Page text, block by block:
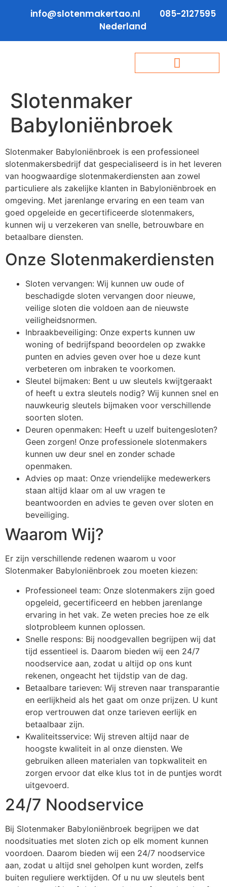
info@slotenmakertao.nl
085-2127595
Nederland
Slotenmaker
Babyloniënbroek
Slotenmaker Babyloniënbroek is een professioneel
slotenmakersbedrijf dat gespecialiseerd is in het leveren
van hoogwaardige slotenmakerdiensten aan zowel
particuliere als zakelijke klanten in Babyloniënbroek en
omgeving. Met jarenlange ervaring en een team van
goed opgeleide en gecertificeerde slotenmakers,
kunnen wij u verzekeren van snelle, betrouwbare en
betaalbare diensten.
Onze Slotenmakerdiensten
Sloten vervangen: Wij kunnen uw oude of
beschadigde sloten vervangen door nieuwe,
veilige sloten die voldoen aan de nieuwste
veiligheidsnormen.
Inbraakbeveiliging: Onze experts kunnen uw
woning of bedrijfspand beoordelen op zwakke
punten en advies geven over hoe u deze kunt
verbeteren om inbraken te voorkomen.
Sleutel bijmaken: Bent u uw sleutels kwijtgeraakt
of heeft u extra sleutels nodig? Wij kunnen snel en
nauwkeurig sleutels bijmaken voor verschillende
soorten sloten.
Deuren openmaken: Heeft u uzelf buitengesloten?
Geen zorgen! Onze professionele slotenmakers
kunnen uw deur snel en zonder schade
openmaken.
Advies op maat: Onze vriendelijke medewerkers
staan altijd klaar om al uw vragen te
beantwoorden en advies te geven over sloten en
beveiliging.
Waarom Wij?
Er zijn verschillende redenen waarom u voor
Slotenmaker Babyloniënbroek zou moeten kiezen:
Professioneel team: Onze slotenmakers zijn goed
opgeleid, gecertificeerd en hebben jarenlange
ervaring in het vak. Ze weten precies hoe ze elk
slotprobleem kunnen oplossen.
Snelle respons: Bij noodgevallen begrijpen wij dat
tijd essentieel is. Daarom bieden wij een 24/7
noodservice aan, zodat u altijd op ons kunt
rekenen, ongeacht het tijdstip van de dag.
Betaalbare tarieven: Wij streven naar transparantie
en eerlijkheid als het gaat om onze prijzen. U kunt
erop vertrouwen dat onze tarieven eerlijk en
betaalbaar zijn.
Kwaliteitsservice: Wij streven altijd naar de
hoogste kwaliteit in al onze diensten. We
gebruiken alleen materialen van topkwaliteit en
zorgen ervoor dat elke klus tot in de puntjes wordt
uitgevoerd.
24/7 Noodservice
Bij Slotenmaker Babyloniënbroek begrijpen we dat
noodsituaties met sloten zich op elk moment kunnen
voordoen. Daarom bieden wij een 24/7 noodservice
aan, zodat u altijd snel geholpen kunt worden, zelfs
buiten reguliere werktijden. Of u nu uw sleutels bent